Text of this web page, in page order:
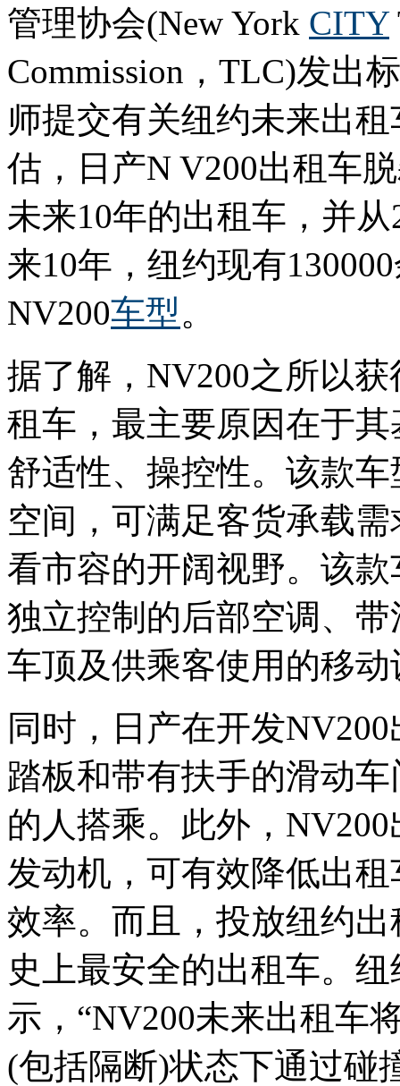
管理协会(New York CITY
Commission，TLC)发出
师提交有关纽约未来出
估，日产N V200出租车
未来10年的出租车，并
来10年，纽约现有
NV200车型。
据了解，NV200之所以
租车，最主要原因在于
舒适性、操控性。该款
空间，可满足客货承载
看市容的开阔视野。该
独立控制的后部空调、
车顶及供乘客使用的移动
同时，日产在开发
踏板和带有扶手的滑动
的人搭乘。此外，
发动机，可有效降低出
效率。而且，投放纽约
史上最安全的出租车。
示，“NV200未来出租车
(包括隔断)状态下通过碰